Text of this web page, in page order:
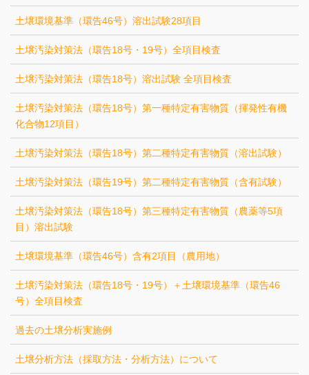
土壌環境基準（環告46号）溶出試験28項目
土壌汚染対策法（環告18号・19号）全項目検査
土壌汚染対策法（環告18号）溶出試験 全項目検査
土壌汚染対策法（環告18号）第一種特定有害物質（揮発性有機
化合物12項目）
土壌汚染対策法（環告18号）第二種特定有害物質（溶出試験）
土壌汚染対策法（環告19号）第二種特定有害物質（含有試験）
土壌汚染対策法（環告18号）第三種特定有害物質（農薬等5項
目）溶出試験
土壌環境基準（環告46号）含有2項目（農用地）
土壌汚染対策法（環告18号・19号）＋土壌環境基準（環告46
号）全項目検査
過去の土壌分析実施例
土壌分析方法（採取方法・分析方法）について